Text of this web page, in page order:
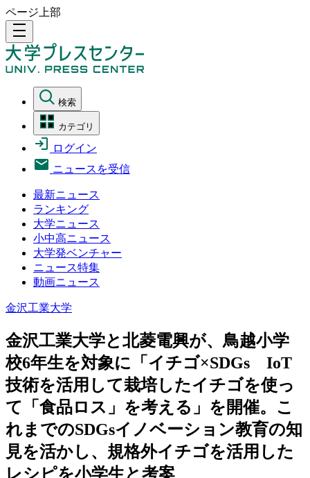
ページ上部
density_medium
検索
カテゴリ
ログイン
ニュースを受信
最新ニュース
ランキング
大学ニュース
小中高ニュース
大学発ベンチャー
ニュース特集
動画ニュース
金沢工業大学
金沢工業大学と北菱電興が、鳥越小学
校6年生を対象に「イチゴ×SDGs IoT
技術を活用して栽培したイチゴを使っ
て「食品ロス」を考える」を開催。こ
れまでのSDGsイノベーション教育の知
見を活かし、規格外イチゴを活用した
レシピを小学生と考案